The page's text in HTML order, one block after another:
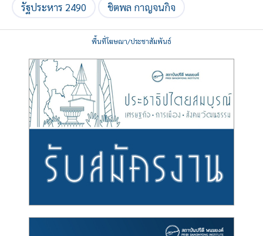
รัฐประหาร 2490 ชิตพล กาญจนกิจ
พื้นที่โฆษณา/ประชาสัมพันธ์